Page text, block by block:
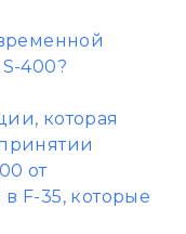
400?
которая
от
F-35, которые